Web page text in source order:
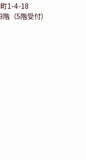
1-4-18
（5階受付）